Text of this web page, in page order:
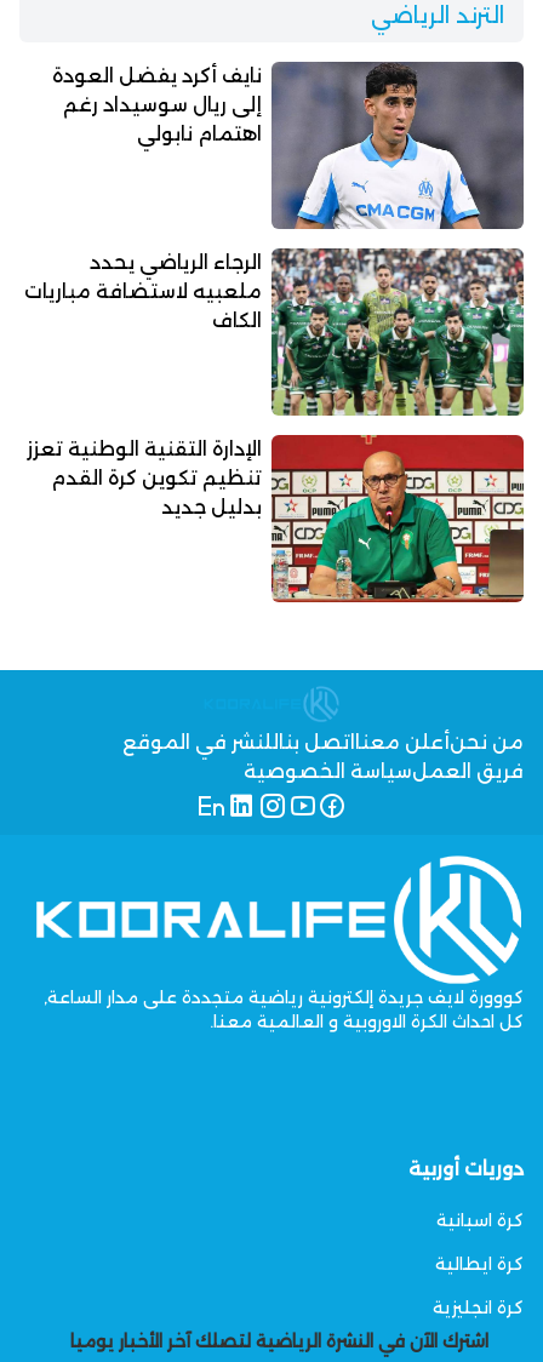
الترند الرياضي
نايف أكرد يفضل العودة
إلى ريال سوسيداد رغم
اهتمام نابولي
الرجاء الرياضي يحدد
ملعبيه لاستضافة مباريات
الكاف
الإدارة التقنية الوطنية تعزز
تنظيم تكوين كرة القدم
بدليل جديد
من نحنأعلن معنا اتصل بنا للنشر في الموقع
فريق العملسياسة الخصوصية
كووورة لايف جريدة إلكترونية رياضية متجددة على مدار الساعة,
كل احداث الكرة الاوروبية و العالمية معنا.
دوريات أوربية
كرة اسبانية
كرة ايطالية
كرة انجليزية
اشترك الآن في النشرة الرياضية لتصلك آخر الأخبار يوميا